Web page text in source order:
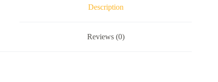
Description
Reviews (0)